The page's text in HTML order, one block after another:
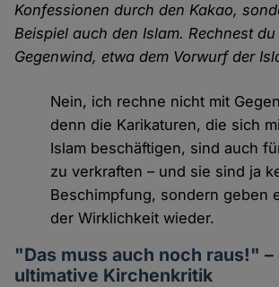
Konfessionen durch den Kakao,
Beispiel auch den Islam. Rechnest
Gegenwind, etwa dem Vorwurf der
Nein, ich rechne nicht mit
denn die Karikaturen, die sich
Islam beschäftigen, sind auch
zu verkraften – und sie sind ja
Beschimpfung, sondern geben
der Wirklichkeit wieder.
"Das muss auch noch raus!" –
ultimative Kirchenkritik